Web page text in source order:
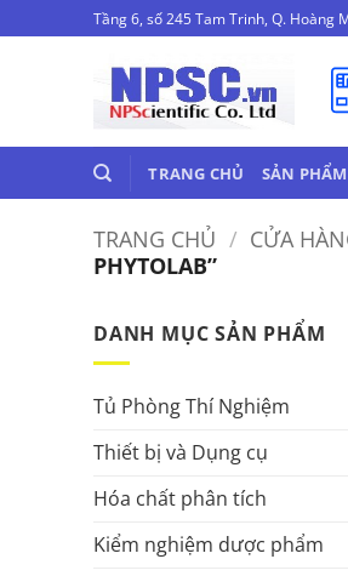
qua
Tầng 6, số 245 Tam Trinh, Q. Hoàng
TRANG CHỦ SẢN PHẨM
TRANG CHỦ / CỬA
PHYTOLAB”
DANH MỤC SẢN PHẨM
Tủ Phòng Thí Nghiệm
Thiết bị và Dụng cụ
Hóa chất phân tích
Kiểm nghiệm dược phẩm